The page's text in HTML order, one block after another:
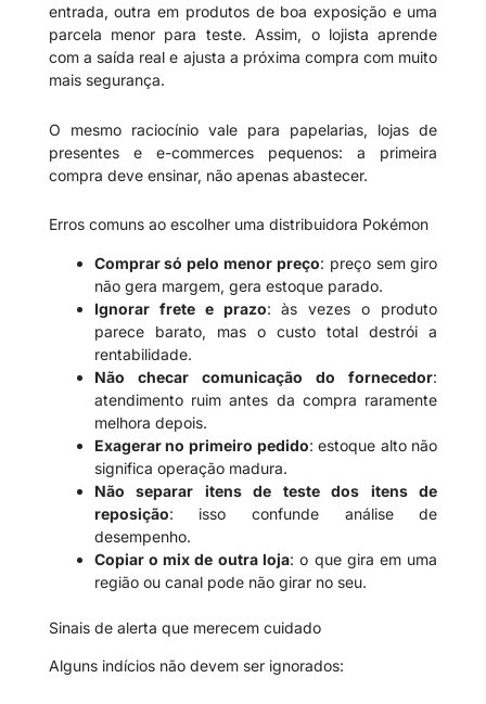
entrada, outra em produtos de boa exposição e uma
parcela menor para teste. Assim, o lojista aprende
com a saída real e ajusta a próxima compra com muito
mais segurança.
O mesmo raciocínio vale para papelarias, lojas de
presentes e e-commerces pequenos: a primeira
compra deve ensinar, não apenas abastecer.
Erros comuns ao escolher uma distribuidora Pokémon
Comprar só pelo menor preço: preço sem giro
não gera margem, gera estoque parado.
Ignorar frete e prazo: às vezes o produto
parece barato, mas o custo total destrói a
rentabilidade.
Não checar comunicação do fornecedor:
atendimento ruim antes da compra raramente
melhora depois.
Exagerar no primeiro pedido: estoque alto não
significa operação madura.
Não separar itens de teste dos itens de
reposição: isso confunde análise de
desempenho.
Copiar o mix de outra loja: o que gira em uma
região ou canal pode não girar no seu.
Sinais de alerta que merecem cuidado
Alguns indícios não devem ser ignorados: